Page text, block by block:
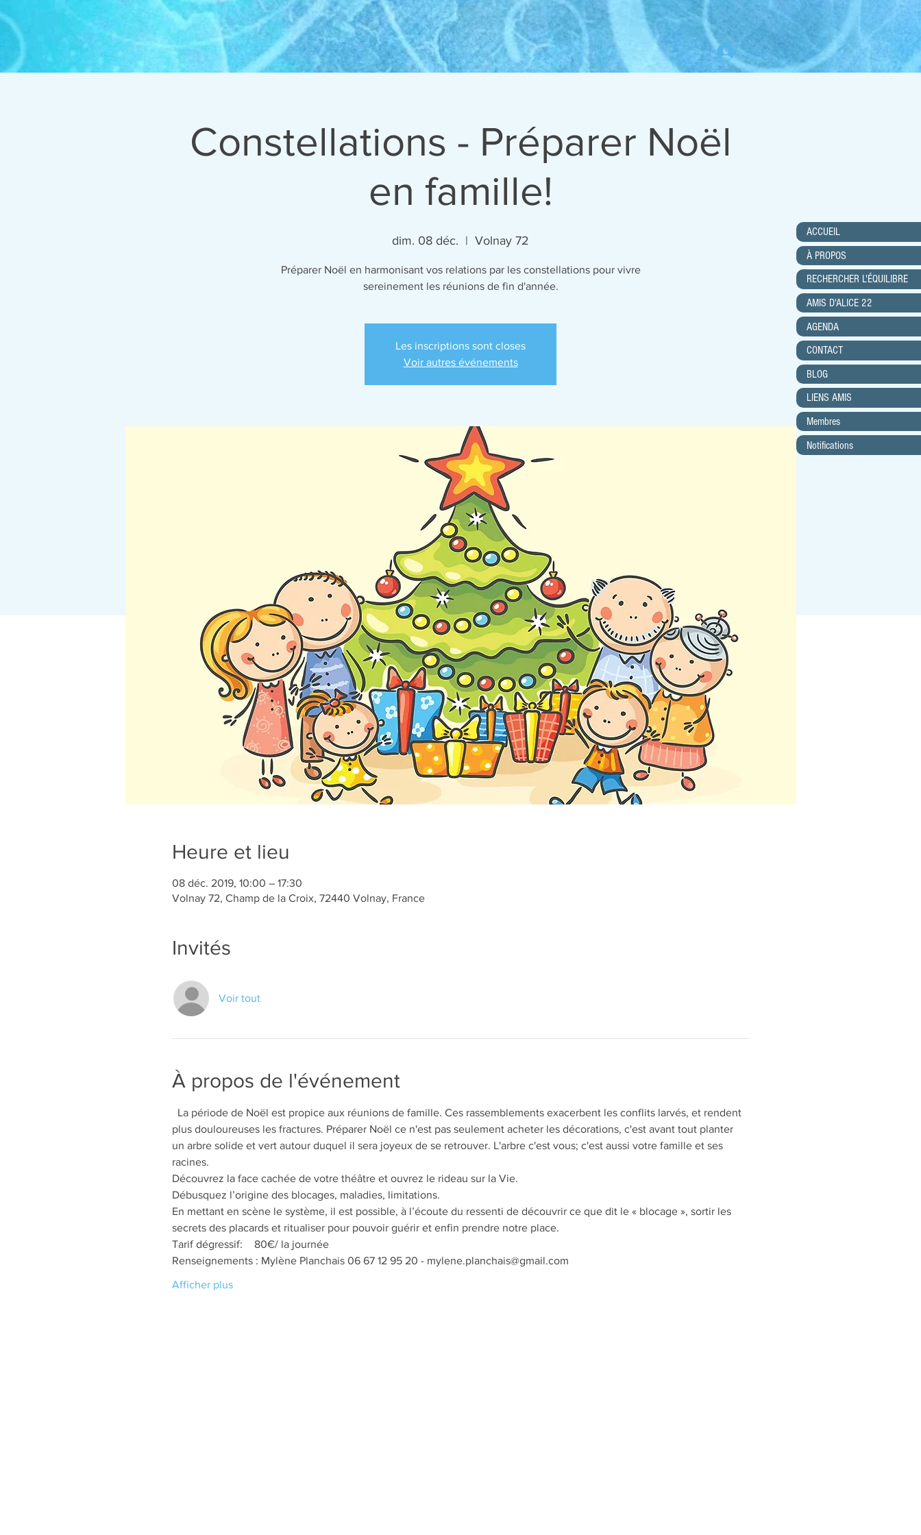
Se connecter
Constellations - Préparer Noël
en famille!
dim. 08 déc.
  |
Volnay 72
Préparer Noël en harmonisant vos relations par les constellations pour vivre
sereinement les réunions de fin d'année.
Les inscriptions sont closes
Voir autres événements
Heure et lieu
08 déc. 2019, 10:00 – 17:30
Volnay 72, Champ de la Croix, 72440 Volnay, France
Invités
Voir tout
À propos de l'événement
La période de Noël est propice aux réunions de famille. Ces rassemblements exacerbent les conflits larvés, et rendent
plus douloureuses les fractures. Préparer Noël ce n'est pas seulement acheter les décorations, c'est avant tout planter
un arbre solide et vert autour duquel il sera joyeux de se retrouver. L'arbre c'est vous; c'est aussi votre famille et ses
racines.
Découvrez la face cachée de votre théâtre et ouvrez le rideau sur la Vie.
Débusquez l’origine des blocages, maladies, limitations.
En mettant en scène le système, il est possible, à l’écoute du ressenti de découvrir ce que dit le « blocage », sortir les
secrets des placards et ritualiser pour pouvoir guérir et enfin prendre notre place.
Tarif dégressif:	80€/ la journée
Renseignements : Mylène Planchais 06 67 12 95 20 - mylene.planchais@gmail.com
Afficher plus
ACCUEIL
À PROPOS
RECHERCHER L'ÉQUILIBRE
AMIS D'ALICE 22
AGENDA
CONTACT
BLOG
LIENS AMIS
Membres
Notifications